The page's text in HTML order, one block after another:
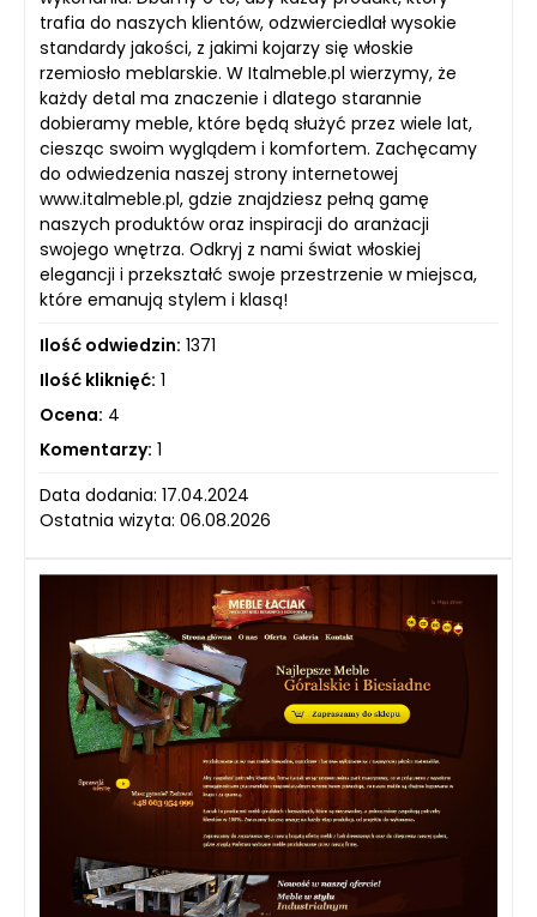
trafia do naszych klientów, odzwierciedlał wysokie
standardy jakości, z jakimi kojarzy się włoskie
rzemiosło meblarskie. W Italmeble.pl wierzymy, że
każdy detal ma znaczenie i dlatego starannie
dobieramy meble, które będą służyć przez wiele lat,
ciesząc swoim wyglądem i komfortem. Zachęcamy
do odwiedzenia naszej strony internetowej
www.italmeble.pl, gdzie znajdziesz pełną gamę
naszych produktów oraz inspiracji do aranżacji
swojego wnętrza. Odkryj z nami świat włoskiej
elegancji i przekształć swoje przestrzenie w miejsca,
które emanują stylem i klasą!
Ilość odwiedzin: 1371
Ilość kliknięć: 1
Ocena: 4
Komentarzy: 1
Data dodania: 17.04.2024
Ostatnia wizyta: 06.08.2026